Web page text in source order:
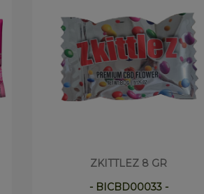
ZKITTLEZ 8 GR
- BICBD00033 -